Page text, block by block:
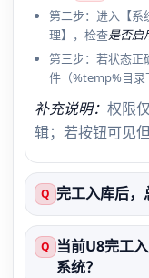
第二步：进入【
理】，检查是否启
第三步：若状态正
件（%temp%目录
补充说明： 权限
辑；若按钮可见
Q 完工入库后，
Q 当前U8完工
系统？